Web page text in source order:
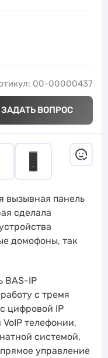
00-00000437
ЗАДАТЬ ВОПРОС
вызывная панель
сделала
домофоны, так
BAS-IP
с тремя
цифровой IP
телефонии,
системой,
управление